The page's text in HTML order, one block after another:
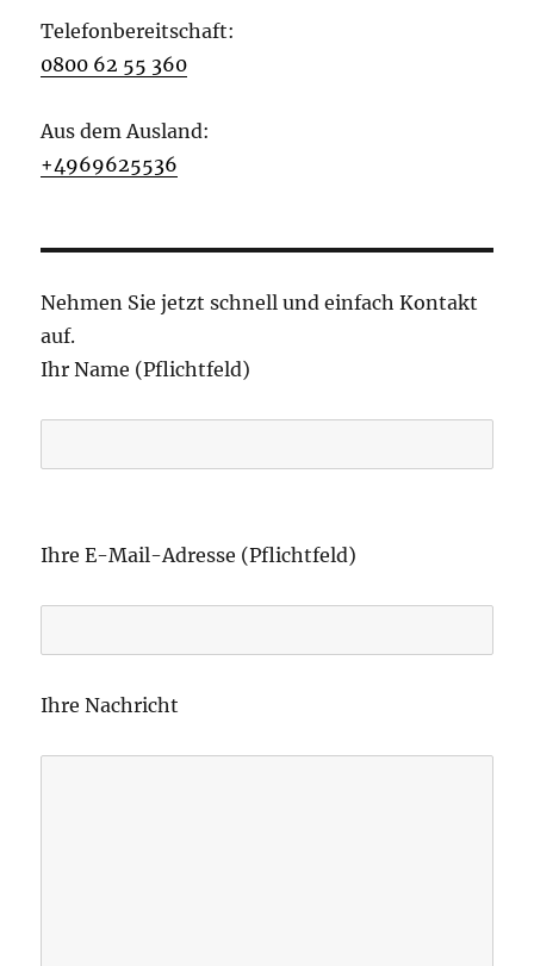
Telefonbereitschaft:
0800 62 55 360
Aus dem Ausland:
+4969625536
Nehmen Sie jetzt schnell und einfach Kontakt
auf.
Ihr Name (Pflichtfeld)
i
e
s
Ihre E-Mail-Adresse (Pflichtfeld)
Ihre Nachricht